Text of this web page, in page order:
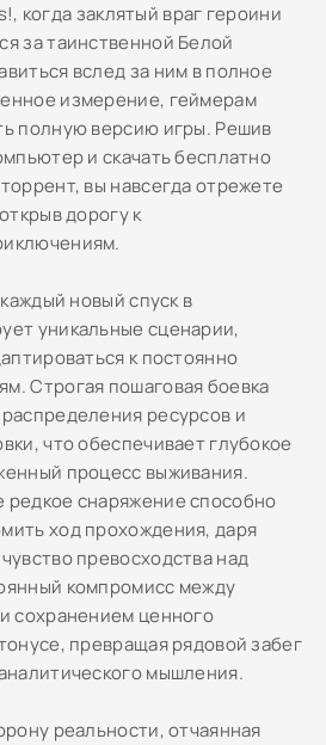
когда заклятый враг героини
за таинственной Белой
вслед за ним в полное
измерение, геймерам
полную версию игры. Решив
и скачать бесплатно
вы навсегда отрежете
дорогу к
новый спуск в
уникальные сценарии,
к постоянно
Строгая пошаговая боевка
ресурсов и
что обеспечивает глубокое
процесс выживания.
снаряжение способно
ход прохождения, даря
превосходства над
компромисс между
сохранением ценного
превращая рядовой забег
мышления.
реальности, отчаянная